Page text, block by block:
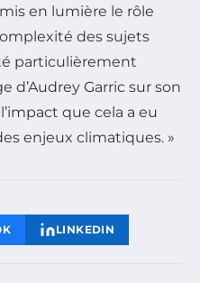
en lumière le rôle
des sujets
particulièrement
d’Audrey Garric sur son
que cela a eu
enjeux climatiques. »
LINKEDIN